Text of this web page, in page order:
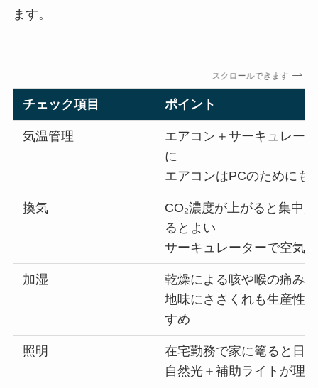
ます。
スクロールできます
チェック項目 ポイント
気温管理
エアコン＋サーキュレー
に
エアコンはPCのためにも
換気
CO₂濃度が上がると集中
るとよい
サーキュレーターで空気
加湿
乾燥による咳や喉の痛み
地味にささくれも生産性
すめ
照明
在宅勤務で家に篭ると日
自然光＋補助ライトが理